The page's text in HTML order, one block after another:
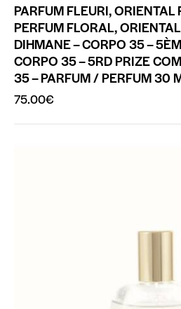
PARFUM FLEURI, ORIENTAL
PERFUM FLORAL,
DIHMANE – CORPO 35 –
CORPO 35 – 5RD PRIZE
35 – PARFUM / PERFUM 30
75.00€